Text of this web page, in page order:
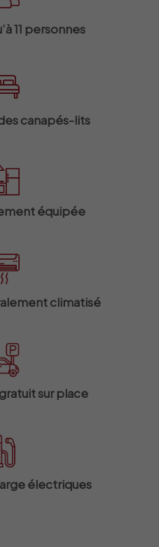
11 personnes
canapés-lits
équipée
climatisé
sur place
électriques